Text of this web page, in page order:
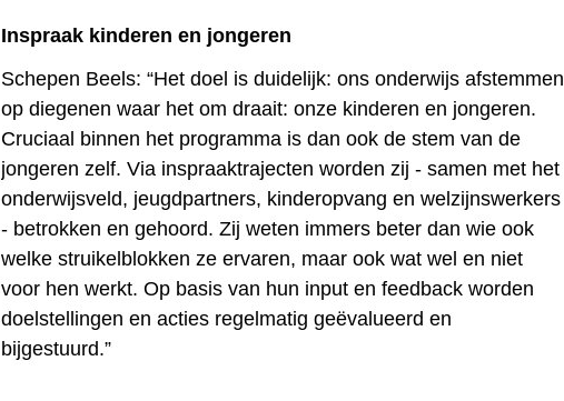
Inspraak kinderen en jongeren
Schepen Beels: “Het doel is duidelijk: ons onderwijs afstemmen
op diegenen waar het om draait: onze kinderen en jongeren.
Cruciaal binnen het programma is dan ook de stem van de
jongeren zelf. Via inspraaktrajecten worden zij - samen met het
onderwijsveld, jeugdpartners, kinderopvang en welzijnswerkers
- betrokken en gehoord. Zij weten immers beter dan wie ook
welke struikelblokken ze ervaren, maar ook wat wel en niet
voor hen werkt. Op basis van hun input en feedback worden
doelstellingen en acties regelmatig geëvalueerd en
bijgestuurd.”